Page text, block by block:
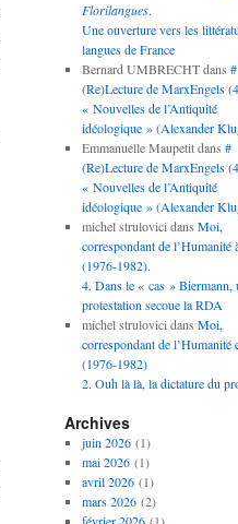
Florilangues.
Une ouverture vers les
langues de France
Bernard UMBRECHTdans #
(Re)Lecture de MarxEngels
« Nouvelles de l’Antiquité
idéologique » (Alexander
Emmanuelle Maupetitdans #
(Re)Lecture de MarxEngels
« Nouvelles de l’Antiquité
idéologique » (Alexander
michel strulovici dans Moi,
correspondant de l’Humanité
(1976-1982).
4. Dans le « cas » Biermann,
protestation secoue la RDA
michel strulovici dans Moi,
correspondant de l’Humanité
(1976-1982)
2. Ouh là là, la dictature du
Archives
juin 2026(1)
mai 2026(1)
avril 2026(1)
mars 2026(2)